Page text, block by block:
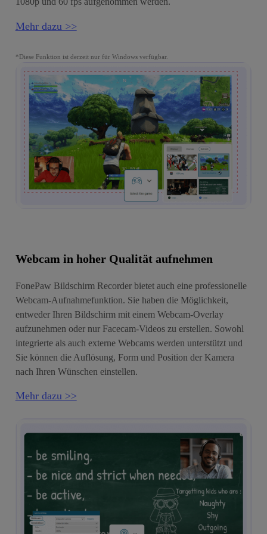
Mehr dazu >>
*Diese Funktion ist derzeit nur für Windows verfügbar.
Webcam in hoher Qualität aufnehmen
FonePaw Bildschirm Recorder bietet auch eine professionelle
Webcam-Aufnahmefunktion. Sie haben die Möglichkeit,
entweder Ihren Bildschirm mit einem Webcam-Overlay
aufzunehmen oder nur Facecam-Videos zu erstellen. Sowohl
integrierte als auch externe Webcams werden unterstützt und
Sie können die Auflösung, Form und Position der Kamera
nach Ihren Wünschen einstellen.
Mehr dazu >>